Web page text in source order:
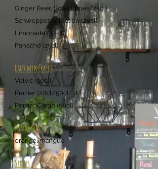
Ginger Beer, Schweppes (25cl)
Schweppes sélection (20cl)
Limonade (33 cl)
Panaché (25cl)
Eaux minérales
Volvic (50cl)
Perrier (20cl/50cl/1L)
Perrier Citron (50cl)
Jus de fruits
orange, mangue
Sirops